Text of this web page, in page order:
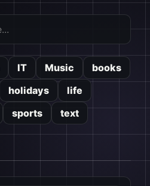
IT Music
books
holidays
life
sports
text